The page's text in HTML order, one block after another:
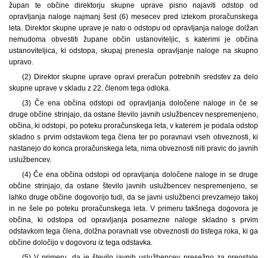
župan te občine direktorju skupne uprave pisno najaviti odstop od
opravljanja naloge najmanj šest (6) mesecev pred iztekom proračunskega
leta. Direktor skupne uprave je nato o odstopu od opravljanja naloge dolžan
nemudoma obvestiti župane občin ustanoviteljic, s katerimi je občina
ustanoviteljica, ki odstopa, skupaj prenesla opravljanje naloge na skupno
upravo.
(2) Direktor skupne uprave opravi preračun potrebnih sredstev za delo
skupne uprave v skladu z 22. členom tega odloka.
(3) Če ena občina odstopi od opravljanja določene naloge in če se
druge občine strinjajo, da ostane število javnih uslužbencev nespremenjeno,
občina, ki odstopi, po poteku proračunskega leta, v katerem je podala odstop
skladno s prvim odstavkom tega člena ter po poravnavi vseh obveznosti, ki
nastanejo do konca proračunskega leta, nima obveznosti niti pravic do javnih
uslužbencev.
(4) Če ena občina odstopi od opravljanja določene naloge in se druge
občine strinjajo, da ostane število javnih uslužbencev nespremenjeno, se
lahko druge občine dogovorijo tudi, da se javni uslužbenci prevzamejo takoj
in ne šele po poteku proračunskega leta. V primeru takšnega dogovora je
občina, ki odstopa od opravljanja posamezne naloge skladno s prvim
odstavkom tega člena, dolžna poravnati vse obveznosti do tistega roka, ki ga
občine določijo v dogovoru iz tega odstavka.